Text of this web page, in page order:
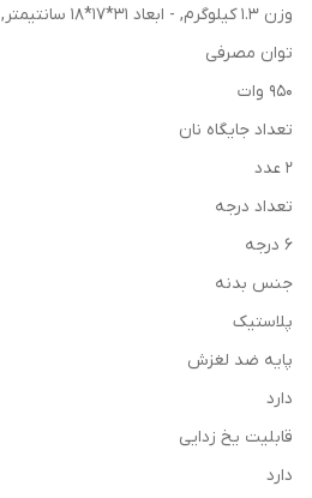
وزن 1.3 کیلوگرم, - ابعاد ۳۱*۱۷*۱۸ سانتیمتر, - رنگ سفید
توان مصرفی
۹۵۰ وات
تعداد جایگاه نان
2 عدد
تعداد درجه
6 درجه
جنس بدنه
پلاستیک
پایه ضد لغزش
دارد
قابلیت یخ زدایی
دارد